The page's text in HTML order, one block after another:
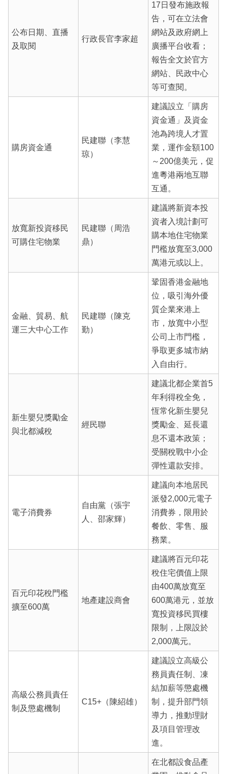
公布日期、直播
及取閱
行政長官李家超
17日發布施政報
告，可在立法會
網站及政府網上
廣播平台收看；
報告全文於官方
網站、民政中心
等可查閱。
購房資金通
民建聯（李慧
琼）
建議設立「購房
資金通」及資金
池為跨境人才置
業，運作金額100
～200億美元，促
進粵港兩地互聯
互通。
放寬新投資移民
可購住宅物業
民建聯（周浩
鼎）
建議將新資本投
資者入境計劃可
購本地住宅物業
門檻放寬至3,000
萬港元或以上。
金融、貿易、航
運三大中心工作
民建聯（陳克
勤）
鞏固香港金融地
位，吸引海外優
質企業來港上
市，放寬中小型
公司上市門檻，
爭取更多城市納
入自由行。
新生嬰兒獎勵金
與北都減稅
經民聯
建議北都企業首5
年利得稅全免，
恆常化新生嬰兒
獎勵金、延長還
息不還本政策；
受關稅戰中小企
彈性還款安排。
電子消費券
自由黨（張宇
人、邵家輝）
建議向本地居民
派發2,000元電子
消費券，限用於
餐飲、零售、服
務業。
百元印花稅門檻
擴至600萬
地產建設商會
建議將百元印花
稅住宅價值上限
由400萬放寬至
600萬港元，並放
寬投資移民買樓
限制，上限設於
2,000萬元。
高級公務員責任
制及懲處機制
C15+（陳紹雄）
建議設立高級公
務員責任制、凍
結加薪等懲處機
制，提升部門領
導力，推動理財
及項目管理改
進。
在北都設食品產